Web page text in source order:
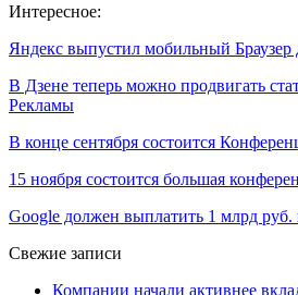
Интересное:
Яндекс выпустил мобильный Браузер
В Дзене теперь можно продвигать
Рекламы
В конце сентября состоится
15 ноября состоится большая
Google должен выплатить 1 млрд
Свежие записи
Компании начали активнее